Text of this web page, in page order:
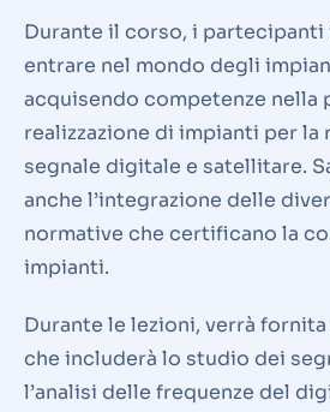
Durante il corso, i partecipanti
entrare nel mondo degli
acquisendo competenze nella
realizzazione di impianti per la
segnale digitale e satellitare.
anche l’integrazione delle
normative che certificano la
impianti.
Durante le lezioni, verrà
che includerà lo studio dei
l’analisi delle frequenze del